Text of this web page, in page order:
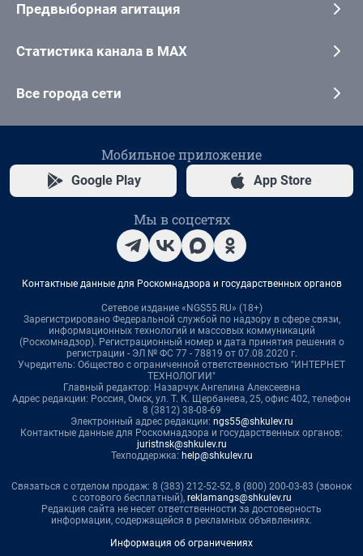
Предвыборная агитация
Статистика канала в MAX
Все города сети
Мобильное приложение
Google Play App Store
Мы в соцсетях
Контактные данные для Роскомнадзора и государственных органов
Сетевое издание «NGS55.RU» (18+)
Зарегистрировано Федеральной службой по надзору в сфере связи,
информационных технологий и массовых коммуникаций
(Роскомнадзор). Регистрационный номер и дата принятия решения о
регистрации - ЭЛ № ФС 77 - 78819 от 07.08.2020 г.
Учредитель: Общество с ограниченной ответственностью "ИНТЕРНЕТ
ТЕХНОЛОГИИ"
Главный редактор: Назарчук Ангелина Алексеевна
Адрес редакции: Россия, Омск, ул. Т. К. Щербанева, 25, офис 402, телефон
8 (3812) 38-08-69
Электронный адрес редакции: ngs55@shkulev.ru
Контактные данные для Роскомнадзора и государственных органов:
juristnsk@shkulev.ru
Техподдержка: help@shkulev.ru
Связаться с отделом продаж: 8 (383) 212-52-52, 8 (800) 200-03-83 (звонок
с сотового бесплатный), reklamangs@shkulev.ru
Редакция сайта не несет ответственности за достоверность
информации, содержащейся в рекламных объявлениях.
Информация об ограничениях